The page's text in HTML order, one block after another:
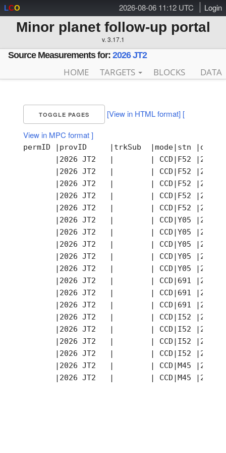
2026-08-06 11:12 UTC Login
LCO
Minor planet follow-up portal
v. 3.17.1
Source Measurements for: 2026 JT2
HOME TARGETS BLOCKS DATA
TOGGLE PAGES [View in HTML format] [
View in MPC format ]
permID |provID     |trkSub  |mode|stn
|2026 JT2   |        | CCD|F52
|2026 JT2   |        | CCD|F52
|2026 JT2   |        | CCD|F52
|2026 JT2   |        | CCD|F52
|2026 JT2   |        | CCD|F52
|2026 JT2   |        | CCD|Y05
|2026 JT2   |        | CCD|Y05
|2026 JT2   |        | CCD|Y05
|2026 JT2   |        | CCD|Y05
|2026 JT2   |        | CCD|Y05
|2026 JT2   |        | CCD|691
|2026 JT2   |        | CCD|691
|2026 JT2   |        | CCD|691
|2026 JT2   |        | CCD|I52
|2026 JT2   |        | CCD|I52
|2026 JT2   |        | CCD|I52
|2026 JT2   |        | CCD|I52
|2026 JT2   |        | CCD|M45